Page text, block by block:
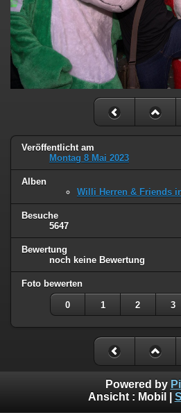
Veröffentlicht am
Montag 8 Mai 2023
Alben
Willi Herren & Friends
Besuche
5647
Bewertung
noch keine Bewertung
Foto bewerten
0 1 2 3
Powered by
Ansicht : Mobil